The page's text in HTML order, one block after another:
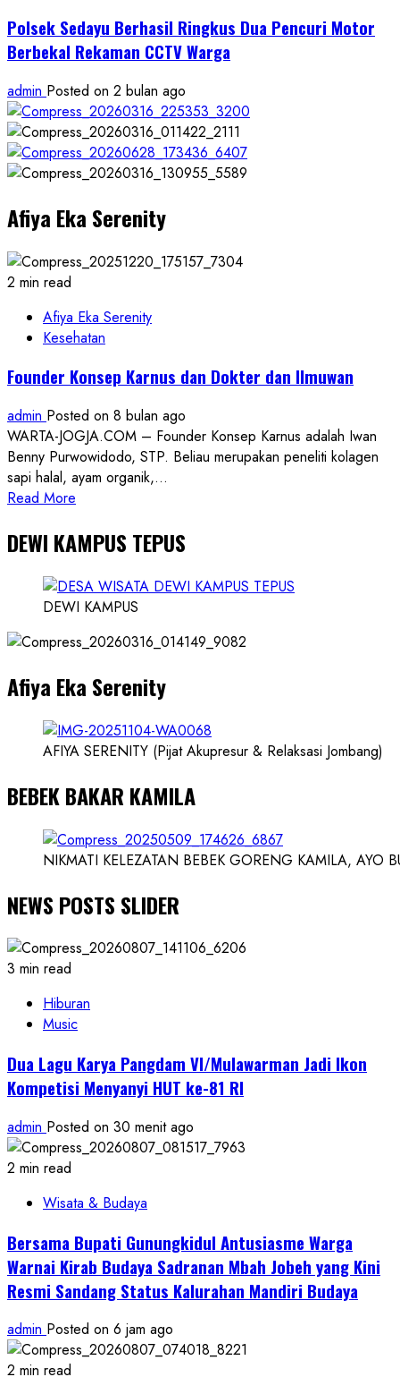
Polsek Sedayu Berhasil Ringkus Dua Pencuri Motor
Berbekal Rekaman CCTV Warga
admin Posted on 2 bulan ago
Afiya Eka Serenity
2 min read
Afiya Eka Serenity
Kesehatan
Founder Konsep Karnus dan Dokter dan Ilmuwan
admin Posted on 8 bulan ago
WARTA-JOGJA.COM – Founder Konsep Karnus adalah Iwan
Benny Purwowidodo, STP. Beliau merupakan peneliti kolagen
sapi halal, ayam organik,...
Read More
about
Founder
Konsep
Karnus
Dokter
Ilmuwan
DEWI KAMPUS TEPUS
DEWI KAMPUS
Afiya Eka Serenity
AFIYA SERENITY (Pijat Akupresur & Relaksasi Jombang)
BEBEK BAKAR KAMILA
NIKMATI KELEZATAN BEBEK GORENG KAMILA, AYO
NEWS POSTS SLIDER
3 min read
Hiburan
Music
Dua Lagu Karya Pangdam VI/Mulawarman Jadi Ikon
Kompetisi Menyanyi HUT ke-81 RI
admin Posted on 30 menit ago
2 min read
Wisata & Budaya
Bersama Bupati Gunungkidul Antusiasme Warga
Warnai Kirab Budaya Sadranan Mbah Jobeh yang Kini
Resmi Sandang Status Kalurahan Mandiri Budaya
admin Posted on 6 jam ago
2 min read